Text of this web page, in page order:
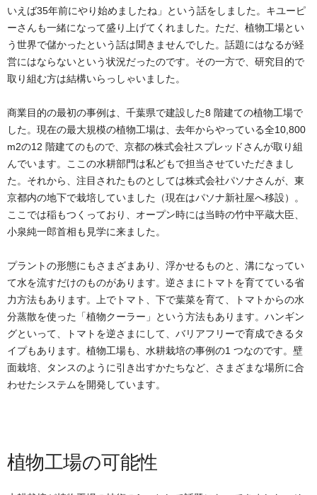
いえば35年前にやり始めましたね」という話をしました。キユーピ
ーさんも一緒になって盛り上げてくれました。ただ、植物工場とい
う世界で儲かったという話は聞きませんでした。話題にはなるが経
営にはならないという状況だったのです。その一方で、研究目的で
取り組む方は結構いらっしゃいました。
商業目的の最初の事例は、千葉県で建設した8 階建ての植物工場で
した。現在の最大規模の植物工場は、去年からやっている全10,800
m2の12 階建てのもので、京都の株式会社スプレッドさんが取り組
んでいます。ここの水耕部門は私どもで担当させていただきまし
た。それから、注目されたものとしては株式会社パソナさんが、東
京都内の地下で栽培していました（現在はパソナ新社屋へ移設）。
ここでは稲もつくっており、オープン時には当時の竹中平蔵大臣、
小泉純一郎首相も見学に来ました。
プラントの形態にもさまざまあり、浮かせるものと、溝になってい
て水を流すだけのものがあります。逆さまにトマトを育てている省
力方法もあります。上でトマト、下で葉菜を育て、トマトからの水
分蒸散を使った「植物クーラー」という方法もあります。ハンギン
グといって、トマトを逆さまにして、バリアフリーで育成できるタ
イプもあります。植物工場も、水耕栽培の事例の1 つなのです。壁
面栽培、タンスのように引き出すかたちなど、さまざまな場所に合
わせたシステムを開発しています。
植物工場の可能性